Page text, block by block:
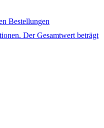
Bestellungen
Der Gesamtwert beträgt